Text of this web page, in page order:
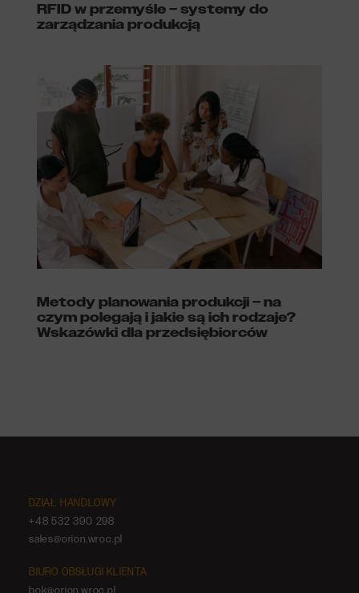
RFID w przemyśle – systemy do
zarządzania produkcją
Metody planowania produkcji – na
czym polegają i jakie są ich rodzaje?
Wskazówki dla przedsiębiorców
DZIAŁ HANDLOWY
+48 532 390 298
sales@orion.wroc.pl
BIURO OBSŁUGI KLIENTA